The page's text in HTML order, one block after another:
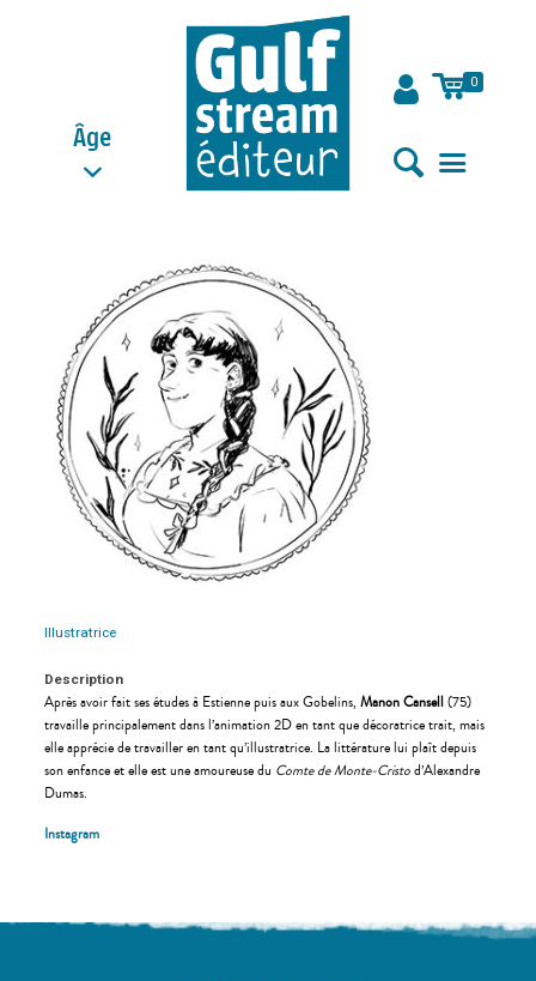
Âge
0
Illustratrice
Description
Après avoir fait ses études à Estienne puis aux Gobelins, Manon Cansell(75)
travaille principalement dans l’animation 2D en tant que décoratrice trait, mais
elle apprécie de travailler en tant qu’illustratrice. La littérature lui plaît depuis
son enfance et elle est une amoureuse du Comte de Monte-Cristod’Alexandre
Dumas.
Instagram